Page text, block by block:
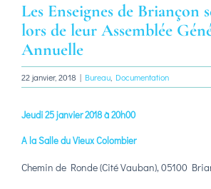
Les Enseignes de Briançon
lors de leur Assemblée
Annuelle
22 janvier, 2018 | Bureau Documentation
Jeudi 25 janvier 2018 à 20h00
A la Salle du Vieux Colombier
Chemin de Ronde (Cité Vauban), 05100